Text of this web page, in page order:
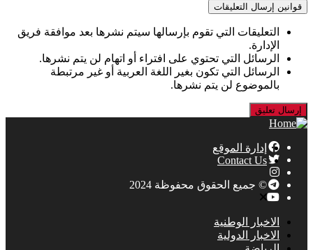
قوانين إرسال التعليقات
التعليقات التي تقوم بإرسالها سيتم نشرها بعد موافقة فريق
الإدارة.
الرسائل التي تحتوي على افتراء أو اتهام لن يتم نشرها.
الرسائل التي تكون بغير اللغة العربية أو غير مرتبطة
بالموضوع لن يتم نشرها.
إدارة الموقع
Contact Us
© جميع الحقوق محفوظة 2024
الاخبار الوطنية
الاخبار الدولية